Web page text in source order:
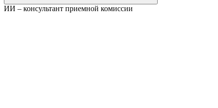
ИИ – консультант приемной комиссии